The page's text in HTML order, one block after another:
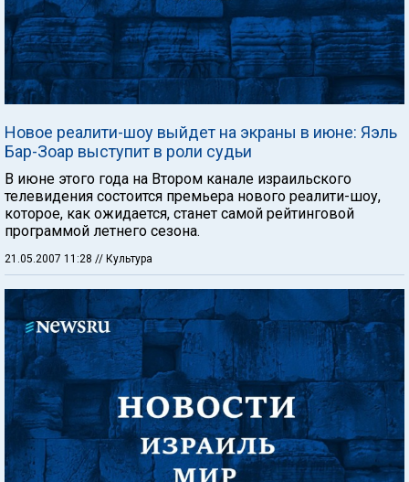
Новое реалити-шоу выйдет на экраны в июне: Яэль
Бар-Зоар выступит в роли судьи
В июне этого года на Втором канале израильского
телевидения состоится премьера нового реалити-шоу,
которое, как ожидается, станет самой рейтинговой
программой летнего сезона.
21.05.2007 11:28 // Культура